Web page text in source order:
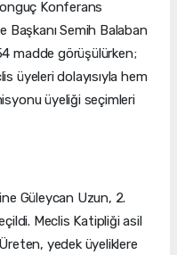
Konferans
Başkanı Semih Balaban
madde görüşülürken;
üyeleri dolayısıyla hem
üyeliği seçimleri
Güleycan Uzun, 2.
Meclis Katipliği asil
yedek üyeliklere